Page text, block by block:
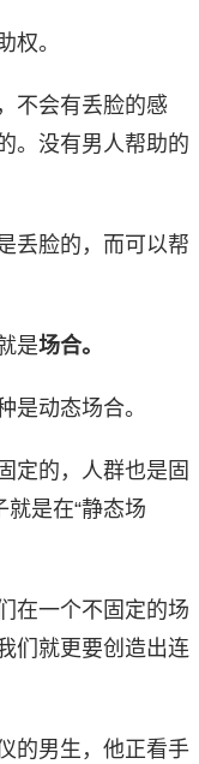
权。
不会有丢脸的感
。没有男人帮助的
丢脸的，而可以帮
是场合。
是动态场合。
定的，人群也是固
就是在“静态场
在一个不固定的场
们就更要创造出连
的男生，他正看手